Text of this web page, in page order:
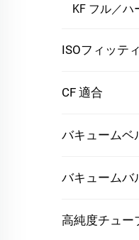
KF フル／ハ
ISOフィッテ
CF 適合
バキュームベ
バキュームバ
高純度チュー